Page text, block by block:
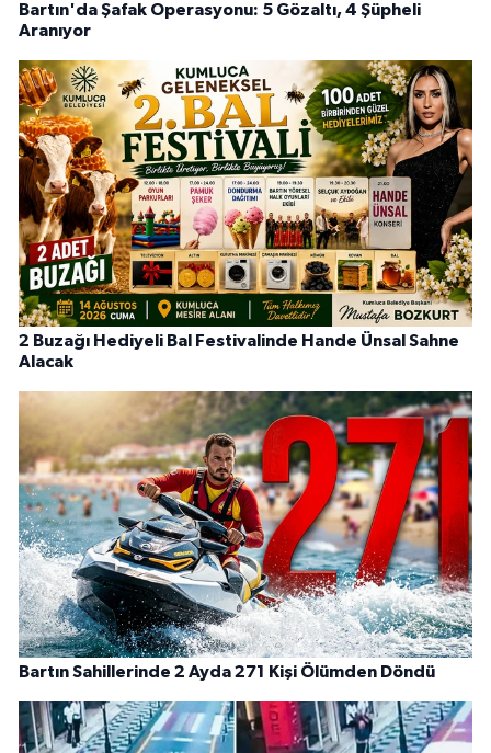
Bartın'da Şafak Operasyonu: 5 Gözaltı, 4 Şüpheli
Aranıyor
2 Buzağı Hediyeli Bal Festivalinde Hande Ünsal Sahne
Alacak
Bartın Sahillerinde 2 Ayda 271 Kişi Ölümden Döndü